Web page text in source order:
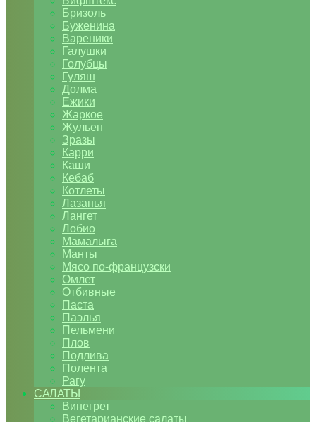
Бризоль
Буженина
Вареники
Галушки
Голубцы
Гуляш
Долма
Ежики
Жаркое
Жульен
Зразы
Карри
Каши
Кебаб
Котлеты
Лазанья
Лангет
Лобио
Мамалыга
Манты
Мясо по-французски
Омлет
Отбивные
Паста
Паэлья
Пельмени
Плов
Подлива
Полента
Рагу
САЛАТЫ
Винегрет
Вегетарианские салаты